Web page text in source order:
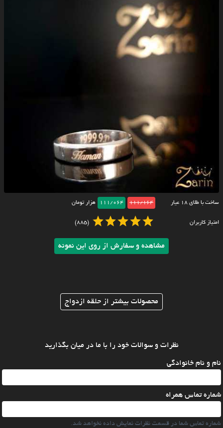
ساخت با طلای ۱۸ عیار 111/164
111/064 هزار تومان
امتیاز کاربران (885)
مشاهده و سفارش از روی این نمونه
محصولات بیشتر از حلقه ازدواج
نظرات و سوالات خود را با ما در میان بگذارید
نام و نام خانوادگی
شماره تماس همراه
شماره تماس شما در قسمت نظرات نمایش داده نخواهد شد.